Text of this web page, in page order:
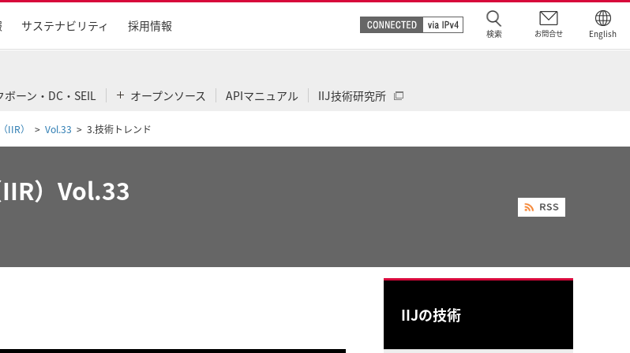
サステナビリティ 採用情報
検索 お問合せ English
ボーン・DC・SEIL オープンソース APIマニュアル IIJ技術研究所
） Vol.33 3.技術トレンド
）Vol.33
IIJの技術